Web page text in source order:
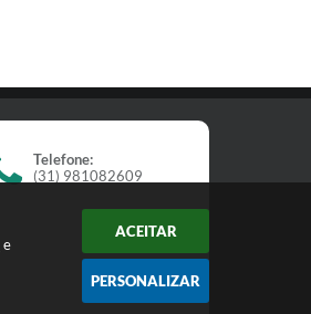
e
ACEITAR
PERSONALIZAR
Telefone:
(31) 981082609